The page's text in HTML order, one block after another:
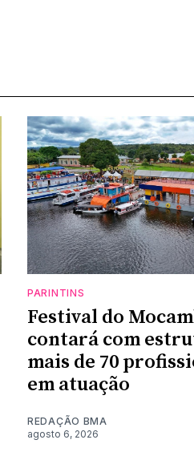
PARINTINS
Festival do
contará com
mais de 70
em atuação
REDAÇÃO BMA
agosto 6, 2026